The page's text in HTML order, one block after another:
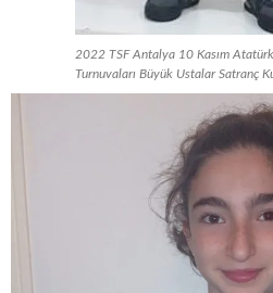
2022 TSF Antalya 10 Kasım
Turnuvaları Büyük Ustalar Satranç